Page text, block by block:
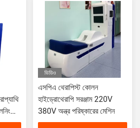
ভিডিও
এসপিএ থেরাপিস্ট কোলন
হাইড্রোথেরাপি সরঞ্জাম 220V
380V অন্ত্র পরিষ্কারের মেশিন